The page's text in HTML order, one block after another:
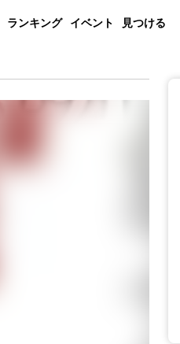
ランキング イベント 見つける